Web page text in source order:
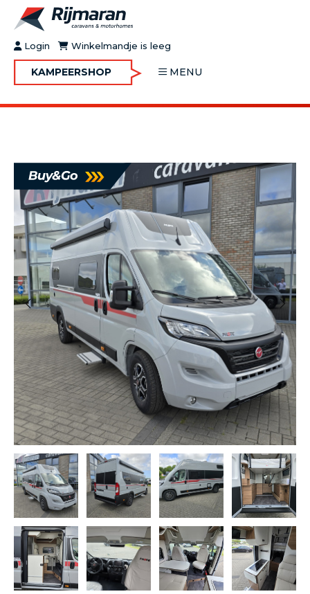
Login Winkelmandje is leeg
KAMPEERSHOP MENU
OVER RIJMARAN
FAQ
CONTACT
MOTORHOMES
CARAVANS
MOTORHOMES IN VERHUUR
ONDERHOUD
Vorige Volgende